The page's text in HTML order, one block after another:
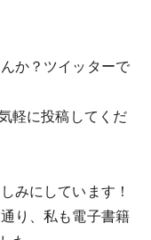
か？ツイッターで
軽に投稿してくだ
みにしています！
り、私も電子書籍